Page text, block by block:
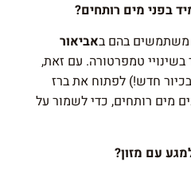
משתמשים בהם באביאור
טמפרטורה. עם זאת,
חדש!) לפתוח את ברז
מים רותחים, כדי לשמור על